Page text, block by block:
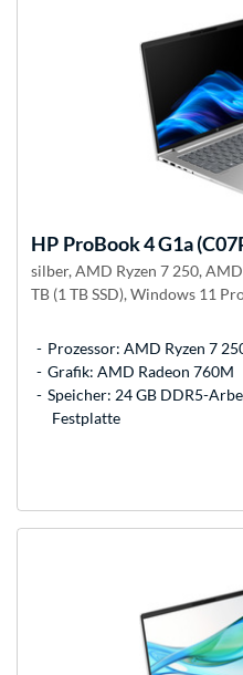
HP ProBook 4 G1a
silber, AMD Ryzen 7 250,
TB (1 TB SSD), Windows 11
Prozessor: AMD Ryzen 7
Grafik: AMD Radeon 760M
Speicher: 24 GB DDR5-
Festplatte